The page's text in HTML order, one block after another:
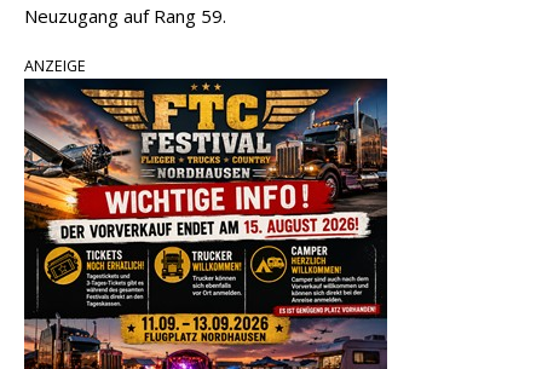
Neuzugang auf Rang 59.
ANZEIGE